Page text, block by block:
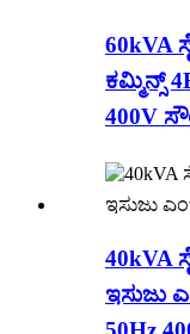
60kVA
ಕಮ್ಮಿನ್ಸ್
400V
40kVA
ಇಸುಜು